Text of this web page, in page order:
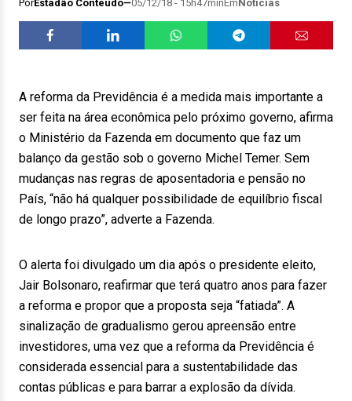
PorEstadão Conteúdo 05/12/18 - 15h47minEmNotícias
A reforma da Previdência é a medida mais importante a
ser feita na área econômica pelo próximo governo, afirma
o Ministério da Fazenda em documento que faz um
balanço da gestão sob o governo Michel Temer. Sem
mudanças nas regras de aposentadoria e pensão no
País, “não há qualquer possibilidade de equilíbrio fiscal
de longo prazo”, adverte a Fazenda.
O alerta foi divulgado um dia após o presidente eleito,
Jair Bolsonaro, reafirmar que terá quatro anos para fazer
a reforma e propor que a proposta seja “fatiada”. A
sinalização de gradualismo gerou apreensão entre
investidores, uma vez que a reforma da Previdência é
considerada essencial para a sustentabilidade das
contas públicas e para barrar a explosão da dívida.